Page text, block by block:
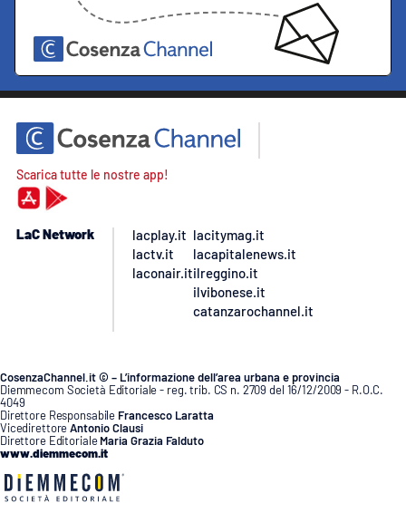
Scarica tutte le nostre app!
LaC Network
lacplay.it
lactv.it
laconair.it
lacitymag.it
lacapitalenews.it
ilreggino.it
ilvibonese.it
catanzarochannel.it
CosenzaChannel.it © – L’informazione dell’area urbana e provincia
Diemmecom Società Editoriale - reg. trib. CS n. 2709 del 16/12/2009 - R.O.C.
4049
Direttore Responsabile Francesco Laratta
VicedirettoreAntonio Clausi
Direttore Editoriale Maria Grazia Falduto
www.diemmecom.it